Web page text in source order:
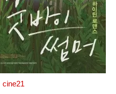
cine21